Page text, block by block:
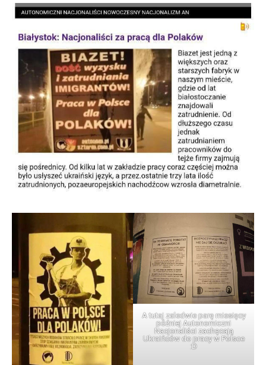
A tutaj zaledwie parę miesięcy
później Autonomiczni
Nacjonaliści zachęcają
Ukraińców do pracy w Polsce
:D